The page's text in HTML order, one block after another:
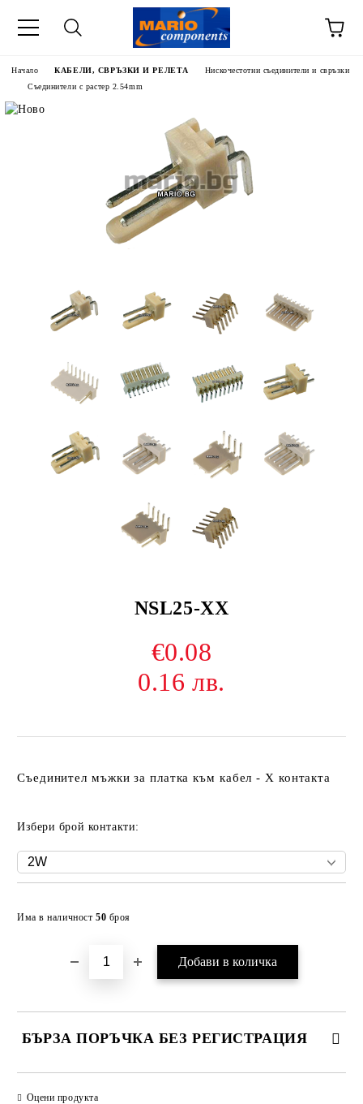
Начало КАБЕЛИ, СВРЪЗКИ И РЕЛЕТА
Нискочестотни съединители и свръзки
Съединители с растер 2.54mm
NSL25-XX
€0.08
0.16 лв.
Съединител мъжки за платка към кабел - X контакта
Избери брой контакти:
Има в наличност 50 броя
БЪРЗА ПОРЪЧКА БЕЗ РЕГИСТРАЦИЯ
Оцени продукта